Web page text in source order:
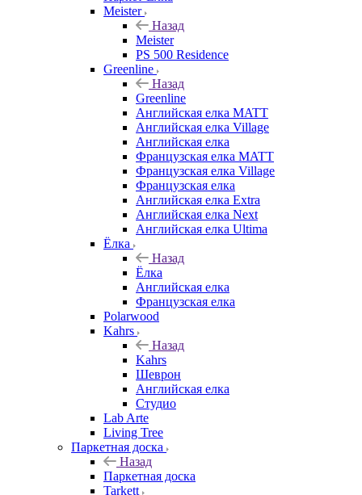
Meister
Назад
Meister
PS 500 Residence
Greenline
Назад
Greenline
Английская елка MATT
Английская елка Village
Английская елка
Французская елка MATT
Французская елка Village
Французская елка
Английская елка Extra
Английская елка Next
Английская елка Ultima
Ёлка
Назад
Ёлка
Английская елка
Французская елка
Polarwood
Kahrs
Назад
Kahrs
Шеврон
Английская елка
Студио
Lab Arte
Living Tree
Паркетная доска
Назад
Паркетная доска
Tarkett